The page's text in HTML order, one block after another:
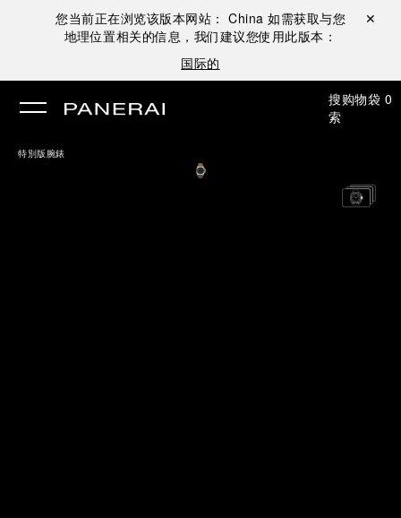
您当前正在浏览该版本网站： China 如需获取与您
地理位置相关的信息，我们建议您使用此版本：
国际的
关闭 ✕
搜
索
购物袋 0
特別版腕錶